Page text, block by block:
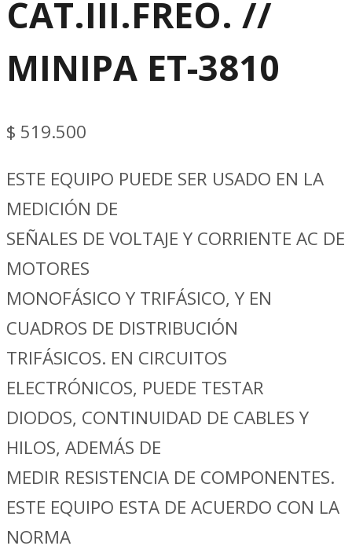
CAT.III.FREO. //
MINIPA ET-3810
$ 519.500
ESTE EQUIPO PUEDE SER USADO EN LA
MEDICIÓN DE
SEÑALES DE VOLTAJE Y CORRIENTE AC DE
MOTORES
MONOFÁSICO Y TRIFÁSICO, Y EN
CUADROS DE DISTRIBUCIÓN
TRIFÁSICOS. EN CIRCUITOS
ELECTRÓNICOS, PUEDE TESTAR
DIODOS, CONTINUIDAD DE CABLES Y
HILOS, ADEMÁS DE
MEDIR RESISTENCIA DE COMPONENTES.
ESTE EQUIPO ESTA DE ACUERDO CON LA
NORMA